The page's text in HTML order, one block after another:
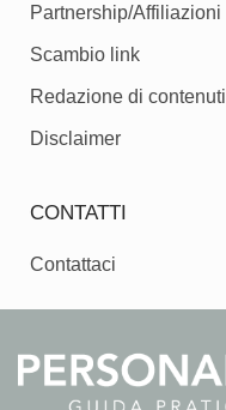
Partnership/Affiliazioni
Scambio link
Redazione di contenuti
Disclaimer
CONTATTI
Contattaci